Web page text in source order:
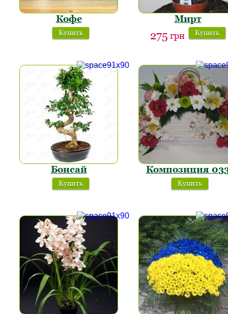
Кофе
Купить
Мирт
275 грн Купить
Бонсай
Купить
Композиция
Купить